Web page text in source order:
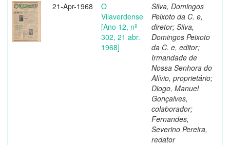
21-Apr-1968
O
Vilaverdense
[Ano 12, nº
302, 21 abr.
1968]
Silva, Domingos
Peixoto da C. e,
diretor; Silva,
Domingos Peixoto
da C. e, editor;
Irmandade de
Nossa Senhora do
Alívio, proprietário;
Diogo, Manuel
Gonçalves,
colaborador;
Fernandes,
Severino Pereira,
redator